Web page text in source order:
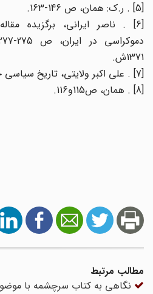
[6] . ناصر ایرانی، برگزیده
1371ش.
مطالب مرتبط
نگاهی به کتاب سرچشمه با